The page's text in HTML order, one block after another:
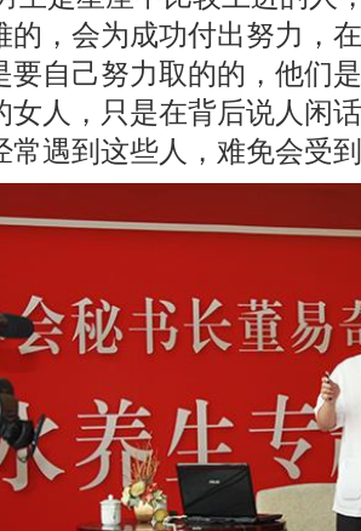
的，会为成功付出努力，
要自己努力取的的，他们
女人，只是在背后说人闲
常遇到这些人，难免会受